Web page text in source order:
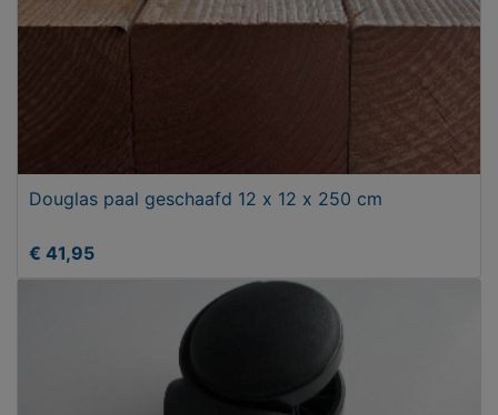
Douglas paal geschaafd 12 x 12 x 250 cm
€ 41,95